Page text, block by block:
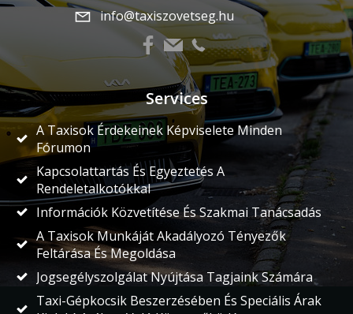
info@taxiszovetseg.hu
Services
A Taxisok Érdekeinek Képviselete Minden
Fórumon
Kapcsolattartás És Egyeztetés A
Rendeletalkotókkal
Információk Közvetítése És Szakmai Tanácsadás
A Taxisok Munkáját Akadályozó Tényezők
Feltárása És Megoldása
Jogsegélyszolgálat Nyújtása Tagjaink Számára
Taxi-Gépkocsik Beszerzésében És Speciális Árak